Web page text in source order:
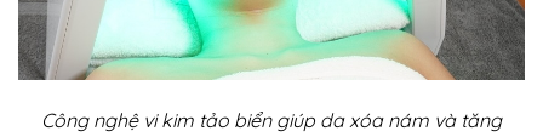
Công nghệ vi kim tảo biển giúp da xóa nám và tăng